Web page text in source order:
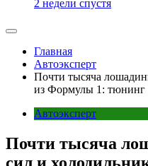
2 недели спустя
Главная
Автоэксперт
Почти тысяча
из Формулы 1: тюнинг
Автоэксперт
Почти тысяча